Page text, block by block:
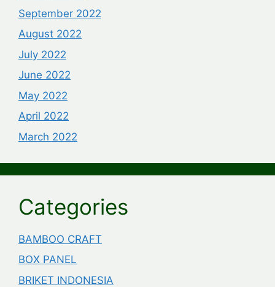
September 2022
August 2022
July 2022
June 2022
May 2022
April 2022
March 2022
Categories
BAMBOO CRAFT
BOX PANEL
BRIKET INDONESIA